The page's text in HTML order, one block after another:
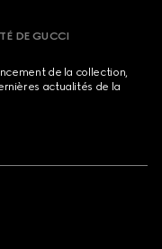
DE GUCCI
de la collection,
actualités de la